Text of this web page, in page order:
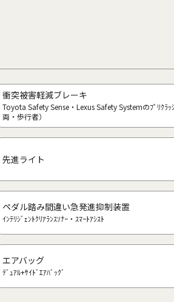
衝突被害軽減ブレーキ
Toyota Safety Sense・Lexus Safety Systemのﾌﾟﾘｸﾗｯ
両・歩行者）
先進ライト
ペダル踏み間違い急発進抑制装置
ｲﾝﾃﾘｼﾞｪﾝﾄｸﾘｱﾗﾝｽｿﾅｰ・ｽﾏｰﾄｱｼｽﾄ
エアバッグ
ﾃﾞｭｱﾙ+ｻｲﾄﾞｴｱﾊﾞｯｸﾞ